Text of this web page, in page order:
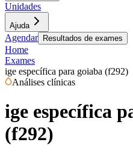
Unidades
Ajuda
Agendar Resultados de exames
Home
Exames
ige específica para goiaba (f292)
Análises clínicas
ige específica
(f292)